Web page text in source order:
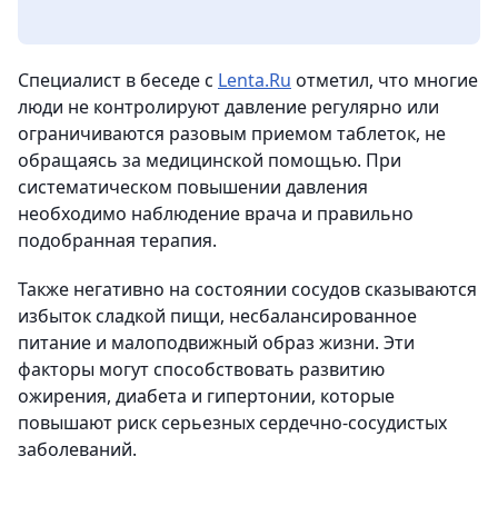
Специалист в беседе с Lenta.Ru отметил, что многие
люди не контролируют давление регулярно или
ограничиваются разовым приемом таблеток, не
обращаясь за медицинской помощью. При
систематическом повышении давления
необходимо наблюдение врача и правильно
подобранная терапия.
Также негативно на состоянии сосудов сказываются
избыток сладкой пищи, несбалансированное
питание и малоподвижный образ жизни. Эти
факторы могут способствовать развитию
ожирения, диабета и гипертонии, которые
повышают риск серьезных сердечно-сосудистых
заболеваний.